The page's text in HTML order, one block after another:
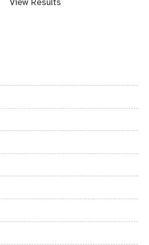
View Results